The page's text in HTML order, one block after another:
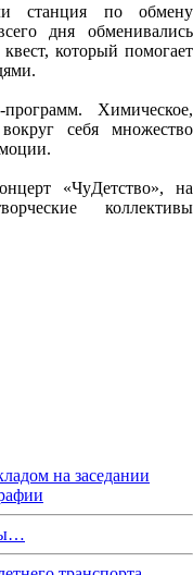
станция по обмену
дня обменивались
который помогает
Химическое,
себя множество
«ЧуДетство», на
коллективы
на заседании